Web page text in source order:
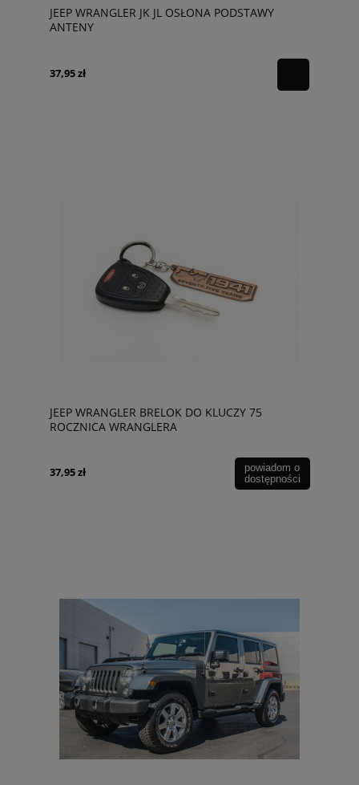
JEEP WRANGLER JK JL OSŁONA PODSTAWY
ANTENY
37,95 zł
JEEP WRANGLER BRELOK DO KLUCZY 75
ROCZNICA WRANGLERA
37,95 zł
powiadom o
dostępności